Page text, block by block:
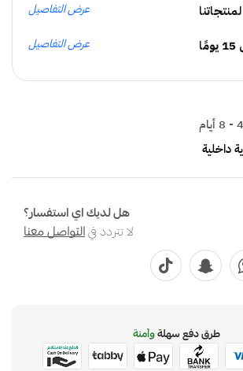
عرض التفاصيل
عرض التفاصيل
4 - 8 أيام
داخلية
هل لديك اي استفسار؟
لا تتردد فيالتواصل معنا
طرق دفع سهلةوآمنة